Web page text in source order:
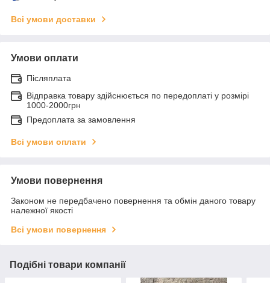
Всі умови доставки
Умови оплати
Післяплата
Відправка товару здійснюється по передоплаті у розмірі
1000-2000грн
Предоплата за замовлення
Всі умови оплати
Умови повернення
Законом не передбачено повернення та обмін даного товару
належної якості
Всі умови повернення
Подібні товари компанії